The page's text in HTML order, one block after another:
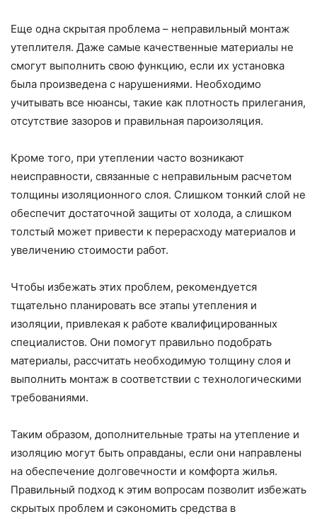
Еще одна скрытая проблема – неправильный монтаж
утеплителя. Даже самые качественные материалы не
смогут выполнить свою функцию, если их установка
была произведена с нарушениями. Необходимо
учитывать все нюансы, такие как плотность прилегания,
отсутствие зазоров и правильная пароизоляция.
Кроме того, при утеплении часто возникают
неисправности, связанные с неправильным расчетом
толщины изоляционного слоя. Слишком тонкий слой не
обеспечит достаточной защиты от холода, а слишком
толстый может привести к перерасходу материалов и
увеличению стоимости работ.
Чтобы избежать этих проблем, рекомендуется
тщательно планировать все этапы утепления и
изоляции, привлекая к работе квалифицированных
специалистов. Они помогут правильно подобрать
материалы, рассчитать необходимую толщину слоя и
выполнить монтаж в соответствии с технологическими
требованиями.
Таким образом, дополнительные траты на утепление и
изоляцию могут быть оправданы, если они направлены
на обеспечение долговечности и комфорта жилья.
Правильный подход к этим вопросам позволит избежать
скрытых проблем и сэкономить средства в